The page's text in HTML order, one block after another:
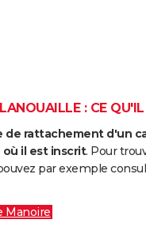
: CE
de rattachement d'un
il est inscrit. Pour
par exemple
Manoire